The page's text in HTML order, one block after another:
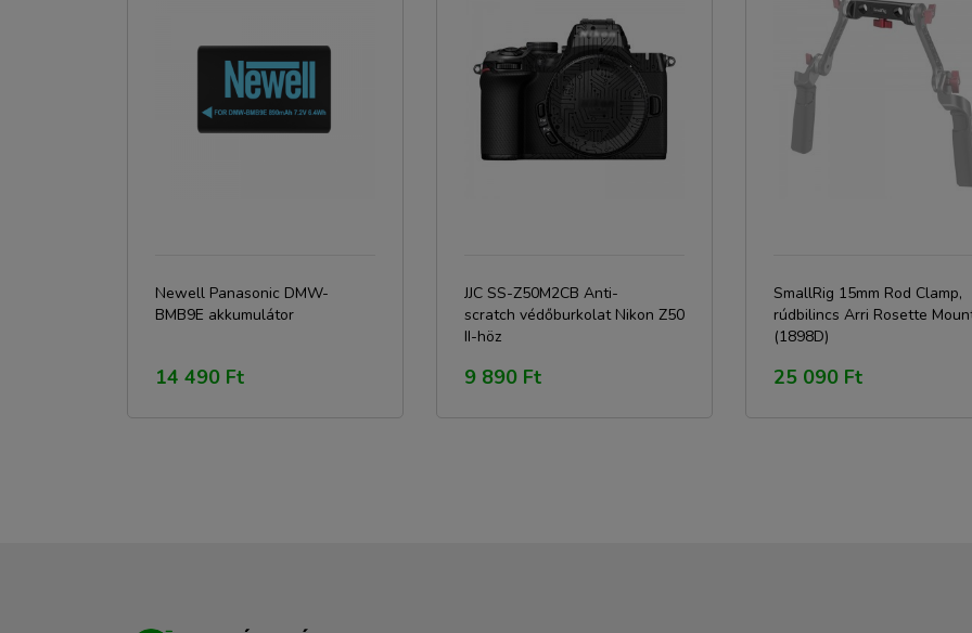
Newell Panasonic DMW-
BMB9E akkumulátor
14 490 Ft
JJC SS-Z50M2CB Anti-
scratch védőburkolat Nikon Z50
II-höz
9 890 Ft
SmallRig 15mm Rod Clamp,
rúdbilincs Arri Rosette
(1898D)
25 090 Ft